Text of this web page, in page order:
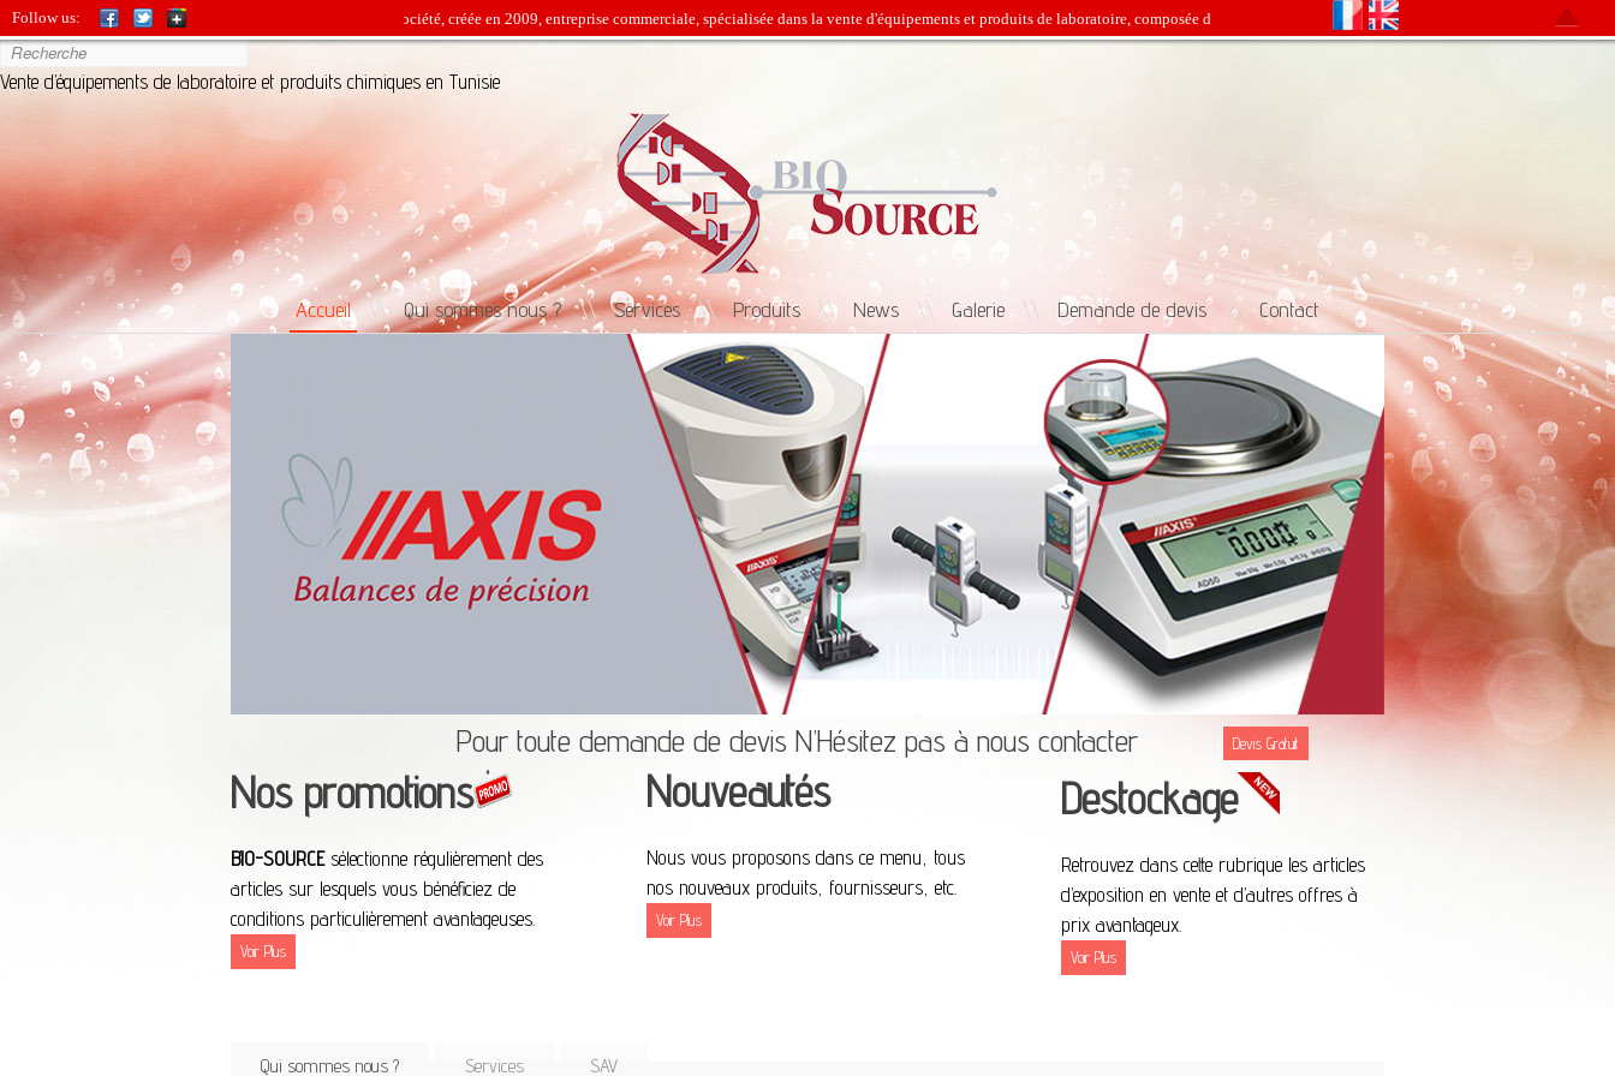
Follow us: BIO-SOURCE est une jeune société, créée en 2009, entreprise commerciale, spécialisée dans la vente d'équipements et produits de laboratoire, composée d'une équipe jeune et dynamique, avec une expérience de plus que
Vente d’équipements de laboratoire et produits chimiques en Tunisie
Accueil \\ Qui sommes nous ? \\ Services \\ Produits \\ News \\ Galerie \\ Demande de devis \\ Contact
Pour toute demande de devis N’Hésitez pas à nous contacter Devis Gratuit
Nos promotions
BIO-SOURCEsélectionne régulièrement des
articles sur lesquels vous bénéficiez de
conditions particulièrement avantageuses.
Voir Plus
Nouveautés
Nous vous proposons dans ce menu, tous
nos nouveaux produits, fournisseurs, etc.
Voir Plus
Destockage
Retrouvez dans cette rubrique les articles
d’exposition en vente et d’autres offres à
prix avantageux.
Voir Plus
Qui sommes nous ? Services SAV